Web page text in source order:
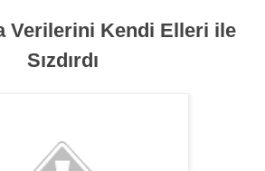
Verilerini Kendi Elleri ile
Sızdırdı